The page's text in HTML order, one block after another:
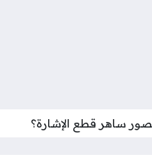
ساهر قطع الإشارة؟